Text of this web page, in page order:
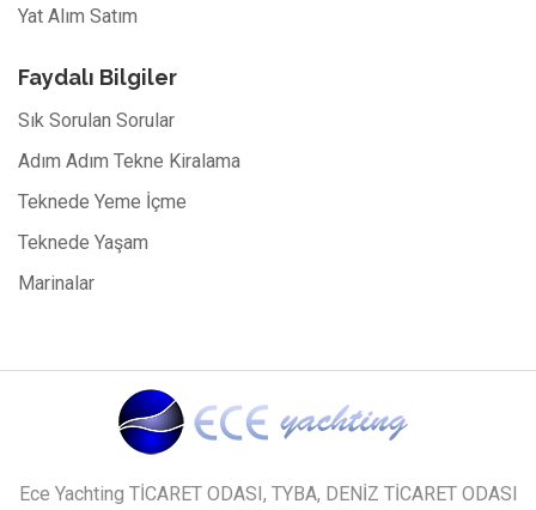
Yat Alım Satım
Faydalı Bilgiler
Sık Sorulan Sorular
Adım Adım Tekne Kiralama
Teknede Yeme İçme
Teknede Yaşam
Marinalar
Ece Yachting TİCARET ODASI, TYBA, DENİZ TİCARET ODASI